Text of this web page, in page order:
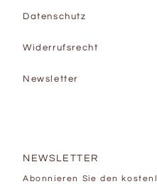
Datenschutz
Widerrufsrecht
Newsletter
NEWSLETTER
Abonnieren Sie den